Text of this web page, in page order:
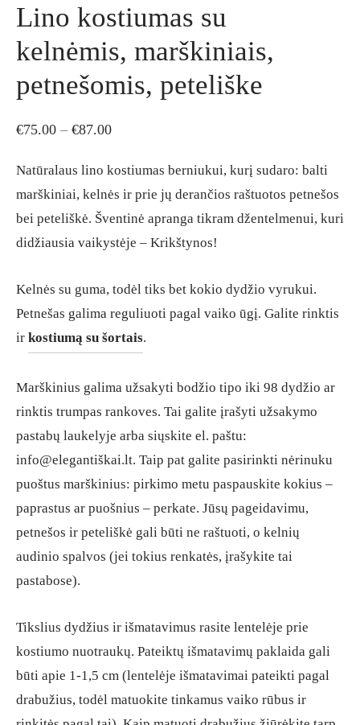
Lino kostiumas su
kelnėmis, marškiniais,
petnešomis, peteliške
€75.00 – €87.00Price
€75.00
through
Natūralaus lino kostiumas berniukui, kurį sudaro: balti
marškiniai, kelnės ir prie jų derančios raštuotos petnešos
bei peteliškė. Šventinė apranga tikram džentelmenui, kuri
didžiausia vaikystėje – Krikštynos!
Kelnės su guma, todėl tiks bet kokio dydžio vyrukui.
Petnešas galima reguliuoti pagal vaiko ūgį. Galite rinktis
ir kostiumą su šortais.
Marškinius galima užsakyti bodžio tipo iki 98 dydžio ar
rinktis trumpas rankoves. Tai galite įrašyti užsakymo
pastabų laukelyje arba siųskite el. paštu:
info@elegantiškai.lt. Taip pat galite pasirinkti nėrinuku
puoštus marškinius: pirkimo metu paspauskite kokius –
paprastus ar puošnius – perkate. Jūsų pageidavimu,
petnešos ir peteliškė gali būti ne raštuoti, o kelnių
audinio spalvos (jei tokius renkatės, įrašykite tai
pastabose).
Tikslius dydžius ir išmatavimus rasite lentelėje prie
kostiumo nuotraukų. Pateiktų išmatavimų paklaida gali
būti apie 1-1,5 cm (lentelėje išmatavimai pateikti pagal
drabužius, todėl matuokite tinkamus vaiko rūbus ir